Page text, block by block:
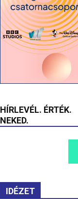
HÍRLEVÉL. ÉRTÉK.
NEKED.
IDÉZET